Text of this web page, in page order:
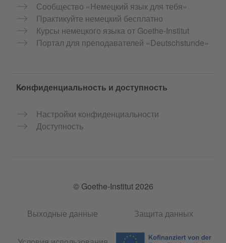
Сообщество «Немецкий язык для тебя»
Практикуйте немецкий бесплатно
Курсы немецкого языка от Goethe-Institut
Портал для преподавателей «Deutschstunde»
Конфиденциальность и доступность
Настройки конфиденциальности
Доступность
© Goethe-Institut 2026
Выходные данные Защита данных